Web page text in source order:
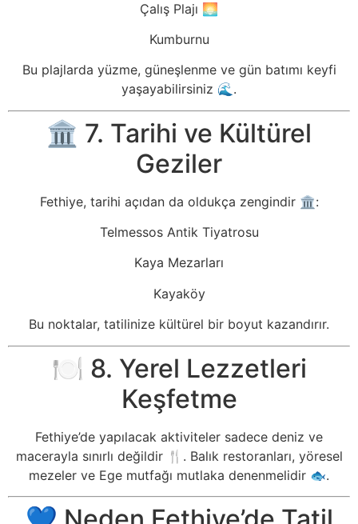
Çalış Plajı 🌅
Kumburnu
Bu plajlarda yüzme, güneşlenme ve gün batımı keyfi
yaşayabilirsiniz 🌊.
🏛️ 7. Tarihi ve Kültürel
Geziler
Fethiye, tarihi açıdan da oldukça zengindir 🏛️:
Telmessos Antik Tiyatrosu
Kaya Mezarları
Kayaköy
Bu noktalar, tatilinize kültürel bir boyut kazandırır.
🍽️ 8. Yerel Lezzetleri
Keşfetme
Fethiye’de yapılacak aktiviteler sadece deniz ve
macerayla sınırlı değildir 🍴. Balık restoranları, yöresel
mezeler ve Ege mutfağı mutlaka denenmelidir 🐟.